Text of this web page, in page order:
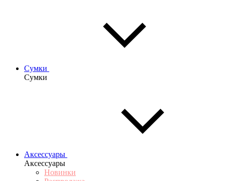
Сумки
Сумки
Аксессуары
Аксессуары
Новинки